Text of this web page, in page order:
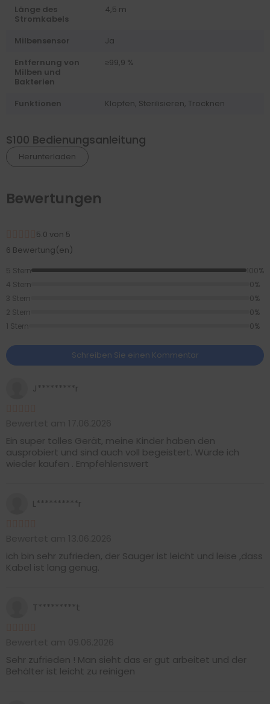
Länge des
Stromkabels
4,5 m
Milbensensor
Ja
Entfernung von
Milben und
Bakterien
≥99,9 %
Funktionen Klopfen, Sterilisieren, Trocknen
S100 Bedienungsanleitung
Herunterladen
Bewertungen
5.0 von 5
6 Bewertung(en)
5 Stern
100%
4 Stern
0%
3 Stern
0%
2 Stern
0%
1 Stern
0%
Schreiben Sie einen Kommentar
J*********r
Ein super tolles Gerät, meine Kinder haben den
ausprobiert und sind auch voll begeistert. Würde ich
wieder kaufen . Empfehlenswert
L**********r
ich bin sehr zufrieden, der Sauger ist leicht und leise ,dass
Kabel ist lang genug.
T*********t
Sehr zufrieden ! Man sieht das er gut arbeitet und der
Behälter ist leicht zu reinigen